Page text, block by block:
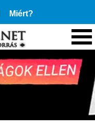
Miért?